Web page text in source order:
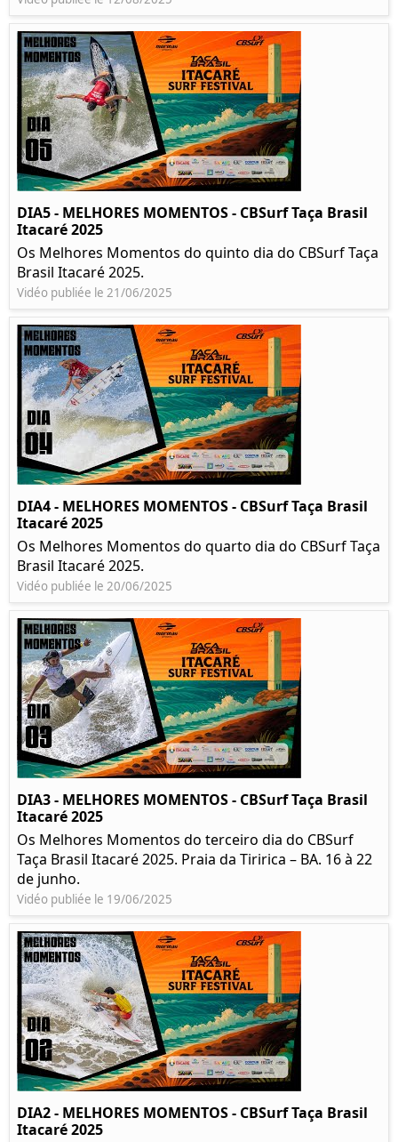
DIA5 - MELHORES MOMENTOS - CBSurf Taça Brasil
Itacaré 2025
Os Melhores Momentos do quinto dia do CBSurf Taça
Brasil Itacaré 2025.
Vidéo publiée le 21/06/2025
DIA4 - MELHORES MOMENTOS - CBSurf Taça Brasil
Itacaré 2025
Os Melhores Momentos do quarto dia do CBSurf Taça
Brasil Itacaré 2025.
Vidéo publiée le 20/06/2025
DIA3 - MELHORES MOMENTOS - CBSurf Taça Brasil
Itacaré 2025
Os Melhores Momentos do terceiro dia do CBSurf
Taça Brasil Itacaré 2025. Praia da Tiririca – BA. 16 à 22
de junho.
Vidéo publiée le 19/06/2025
DIA2 - MELHORES MOMENTOS - CBSurf Taça Brasil
Itacaré 2025